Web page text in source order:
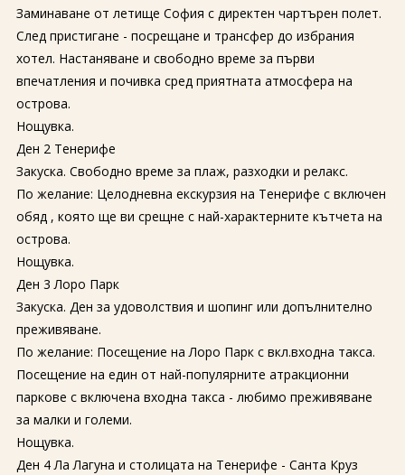
Заминаване от летище София с директен чартърен полет.
След пристигане - посрещане и трансфер до избрания
хотел. Настаняване и свободно време за първи
впечатления и почивка сред приятната атмосфера на
острова.
Нощувка.
Ден 2 Тенерифе
Закуска. Свободно време за плаж, разходки и релакс.
По желание: Целодневна екскурзия на Тенерифе с включен
обяд , която ще ви срещне с най-характерните кътчета на
острова.
Нощувка.
Ден 3 Лоро Парк
Закуска. Ден за удоволствия и шопинг или допълнително
преживяване.
По желание: Посещение на Лоро Парк с вкл.входна такса.
Посещение на един от най-популярните атракционни
паркове с включена входна такса - любимо преживяване
за малки и големи.
Нощувка.
Ден 4 Ла Лагуна и столицата на Тенерифе - Санта Круз